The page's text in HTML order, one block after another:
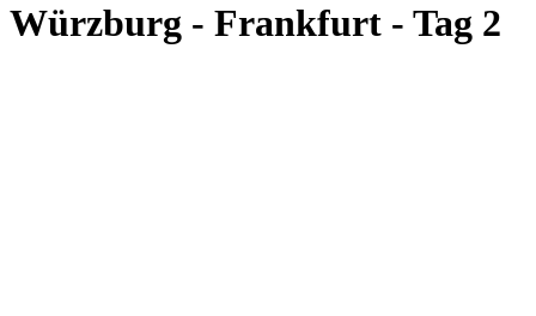
Würzburg - Frankfurt - Tag 2